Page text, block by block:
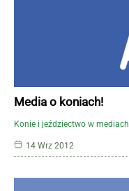
Konie i jeździectwo w mediach
Media o koniach!
14 Wrz 2012